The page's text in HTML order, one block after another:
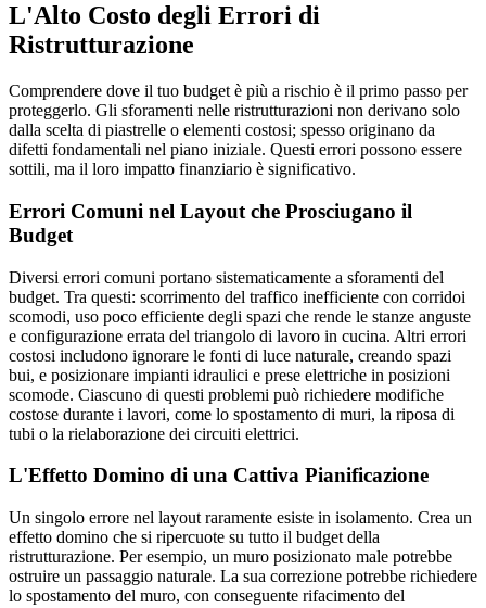
L'Alto Costo degli Errori di
Ristrutturazione
Comprendere dove il tuo budget è più a rischio è il primo passo per
proteggerlo. Gli sforamenti nelle ristrutturazioni non derivano solo
dalla scelta di piastrelle o elementi costosi; spesso originano da
difetti fondamentali nel piano iniziale. Questi errori possono essere
sottili, ma il loro impatto finanziario è significativo.
Errori Comuni nel Layout che Prosciugano il
Budget
Diversi errori comuni portano sistematicamente a sforamenti del
budget. Tra questi: scorrimento del traffico inefficiente con corridoi
scomodi, uso poco efficiente degli spazi che rende le stanze anguste
e configurazione errata del triangolo di lavoro in cucina. Altri errori
costosi includono ignorare le fonti di luce naturale, creando spazi
bui, e posizionare impianti idraulici e prese elettriche in posizioni
scomode. Ciascuno di questi problemi può richiedere modifiche
costose durante i lavori, come lo spostamento di muri, la riposa di
tubi o la rielaborazione dei circuiti elettrici.
L'Effetto Domino di una Cattiva Pianificazione
Un singolo errore nel layout raramente esiste in isolamento. Crea un
effetto domino che si ripercuote su tutto il budget della
ristrutturazione. Per esempio, un muro posizionato male potrebbe
ostruire un passaggio naturale. La sua correzione potrebbe richiedere
lo spostamento del muro, con conseguente rifacimento del